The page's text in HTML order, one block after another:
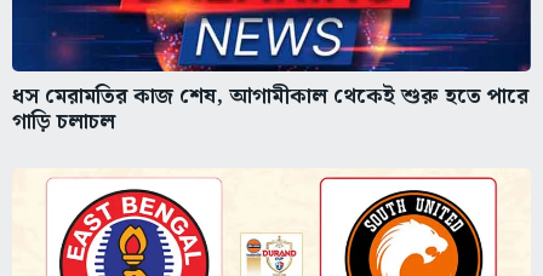
ধস মেরামতির কাজ শেষ, আগামীকাল থেকেই শুরু হতে পারে
গাড়ি চলাচল